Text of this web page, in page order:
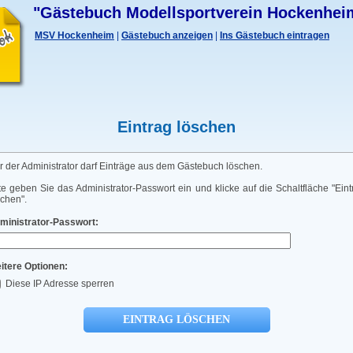
"Gästebuch Modellsportverein
MSV Hockenheim Gästebuch anzeigen Ins Gästebuch eintragen
Eintrag löschen
der Administrator darf Einträge aus dem Gästebuch löschen.
geben Sie das Administrator-Passwort ein und klicke auf die Schaltfläche
Passwort:
Optionen:
Diese IP Adresse sperren